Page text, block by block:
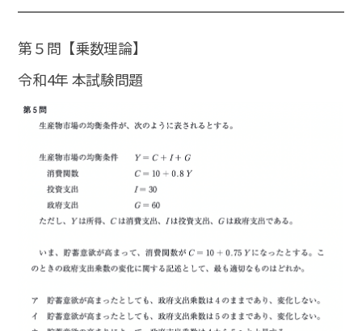
第５問【乗数理論】
令和4年 本試験問題